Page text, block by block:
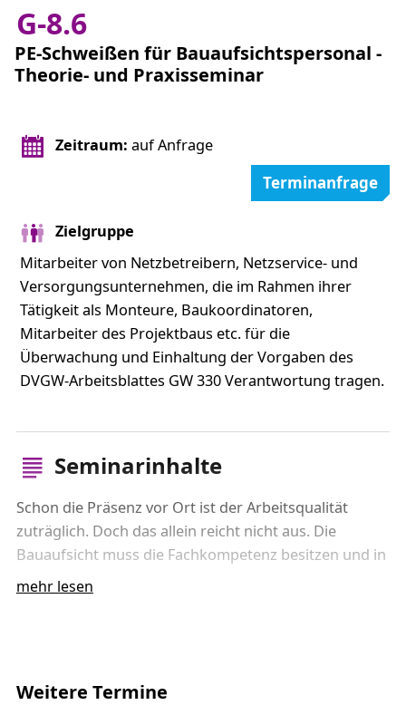
G-8.6
PE-Schweißen für Bauaufsichtspersonal -
Theorie- und Praxisseminar
Zeitraum: auf Anfrage
Terminanfrage
Zielgruppe
Mitarbeiter von Netzbetreibern, Netzservice- und
Versorgungsunternehmen, die im Rahmen ihrer
Tätigkeit als Monteure, Baukoordinatoren,
Mitarbeiter des Projektbaus etc. für die
Überwachung und Einhaltung der Vorgaben des
DVGW-Arbeitsblattes GW 330 Verantwortung tragen.
Seminarinhalte
Schon die Präsenz vor Ort ist der Arbeitsqualität
zuträglich. Doch das allein reicht nicht aus. Die
Bauaufsicht muss die Fachkompetenz besitzen und in
der Lage sein, diese zu zeigen. Unser Seminar dient
beurteilen zu können.
mehr lesen
Weitere Termine